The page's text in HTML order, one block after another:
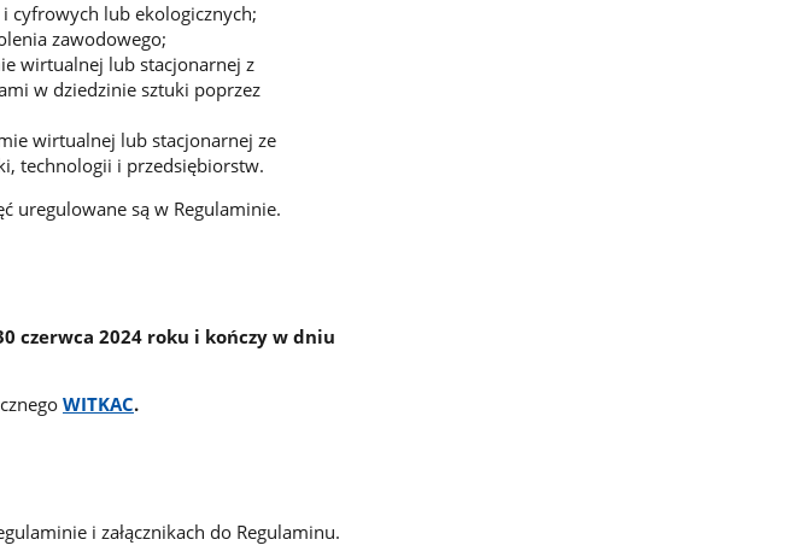
cyfrowych lub ekologicznych;
zawodowego;
wirtualnej lub stacjonarnej z
w dziedzinie sztuki poprzez
wirtualnej lub stacjonarnej ze
technologii i przedsiębiorstw.
uregulowane są w Regulaminie.
czerwca 2024 roku i kończy w dniu
WITKAC.
i załącznikach do Regulaminu.